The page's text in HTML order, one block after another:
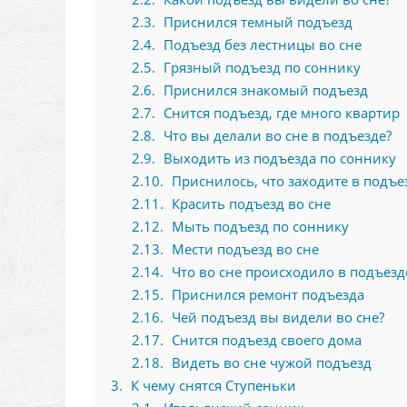
2.3
Приснился темный подъезд
2.4
Подъезд без лестницы во сне
2.5
Грязный подъезд по соннику
2.6
Приснился знакомый подъезд
2.7
Снится подъезд, где много квартир
2.8
Что вы делали во сне в подъезде?
2.9
Выходить из подъезда по соннику
2.10
Приснилось, что заходите в
2.11
Красить подъезд во сне
2.12
Мыть подъезд по соннику
2.13
Мести подъезд во сне
2.14
Что во сне происходило в
2.15
Приснился ремонт подъезда
2.16
Чей подъезд вы видели во сне?
2.17
Снится подъезд своего дома
2.18
Видеть во сне чужой подъезд
3
К чему снятся Ступеньки